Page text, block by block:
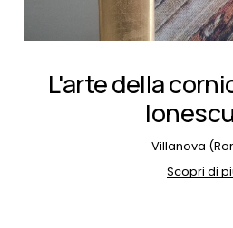
L'arte della
Ionescu
Villanova
Scopri di